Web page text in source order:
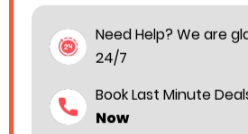
Need Help? We are
24/7
Book Last Minute
Now